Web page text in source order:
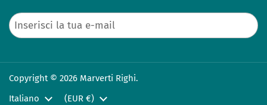
Copyright © 2026 Marverti Righi.
Lingua
Italiano Paese/Area geografica
(EUR €)